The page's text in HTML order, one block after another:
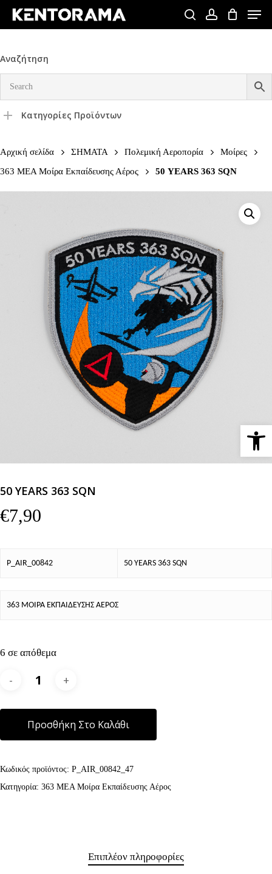
Skip
content
searchaccount
Menu
Αναζήτηση
Κατηγορίες Προϊόντων
Αρχική σελίδα ΣΗΜΑΤΑ Πολεμική Αεροπορία
Μοίρες
363 ΜΕΑ Μοίρα Εκπαίδευσης Αέρος
50 YEARS 363 SQN
50 YEARS 363 SQN
€7,90
P_AIR_00842 50 YEARS 363 SQN
363 ΜΟΙΡΑ ΕΚΠΑΙΔΕΥΣΗΣ ΑΕΡΟΣ
6 σε απόθεμα
Προσθήκη Στο Καλάθι
Κωδικός προϊόντος: P_AIR_00842_47
Κατηγορία: 363 ΜΕΑ Μοίρα Εκπαίδευσης Αέρος
Επιπλέον πληροφορίες